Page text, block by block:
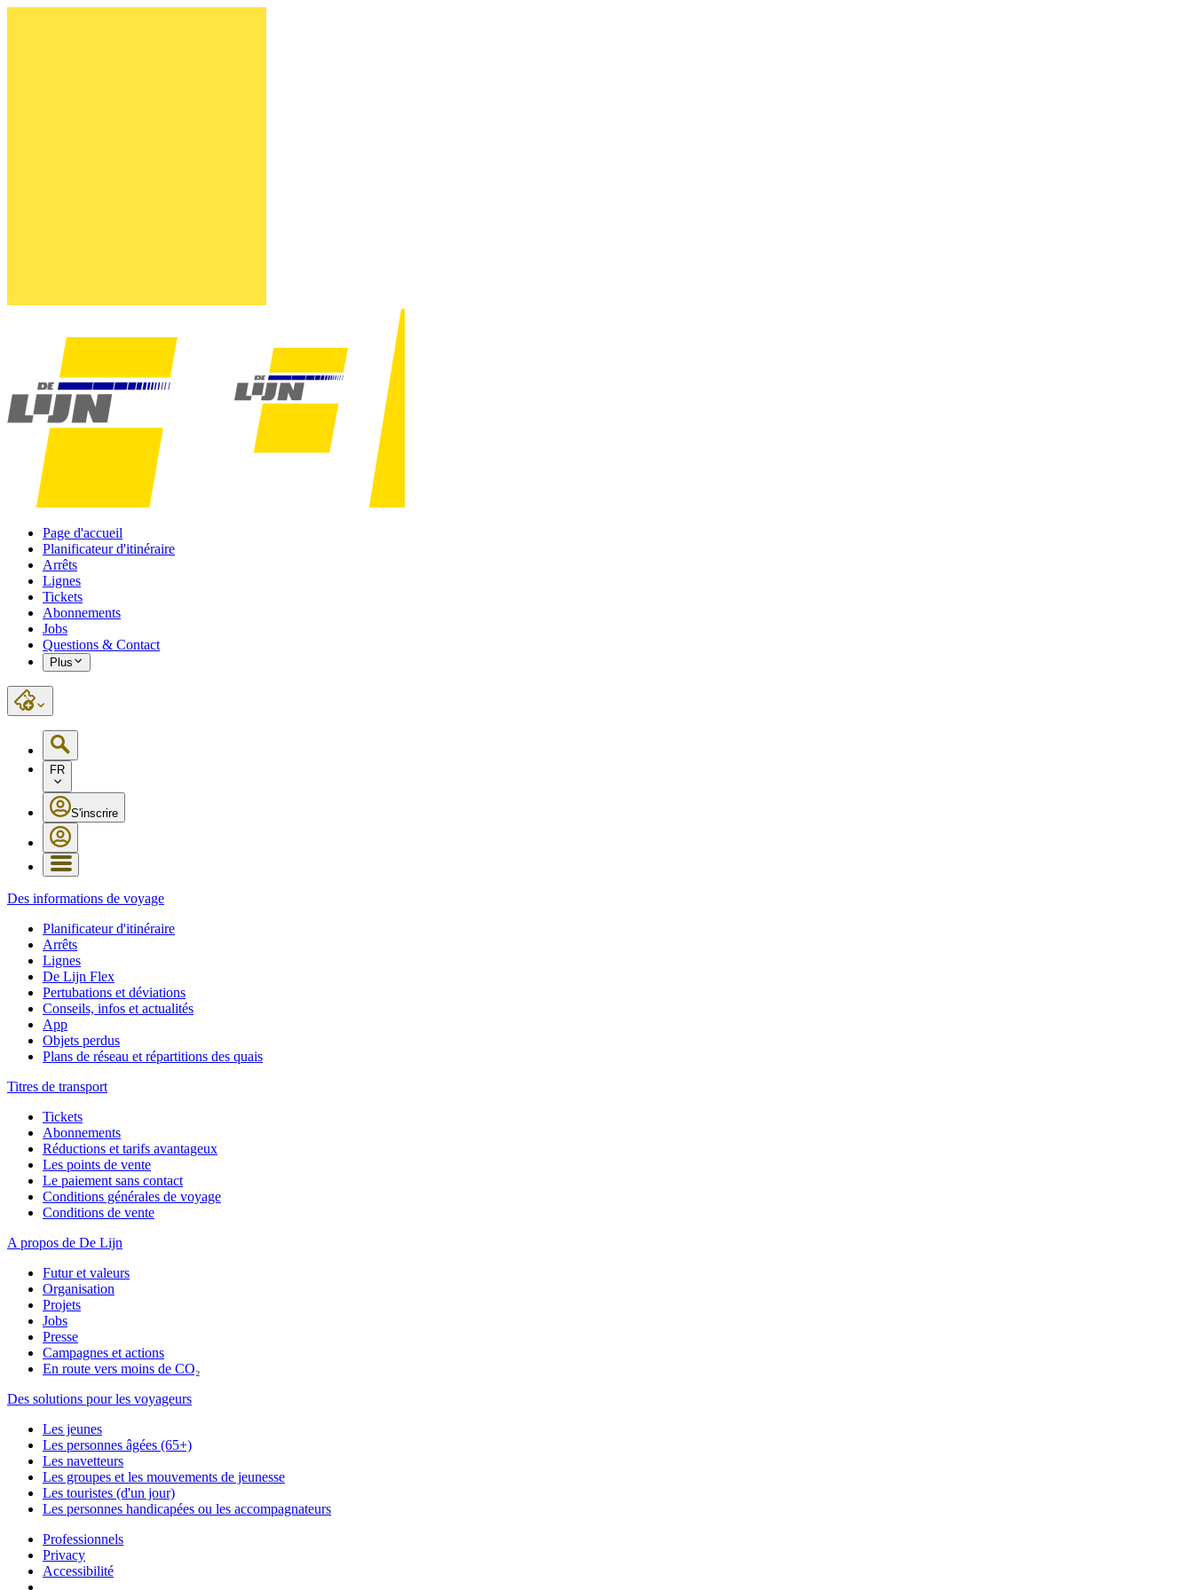
Page d'accueil
Planificateur d'itinéraire
Arrêts
Lignes
Tickets
Abonnements
Jobs
Questions & Contact
Plus
FR
S'inscrire
Des informations de voyage
Planificateur d'itinéraire
Arrêts
Lignes
De Lijn Flex
Pertubations et déviations
Conseils, infos et actualités
App
Objets perdus
Plans de réseau et répartitions des quais
Titres de transport
Tickets
Abonnements
Réductions et tarifs avantageux
Les points de vente
Le paiement sans contact
Conditions générales de voyage
Conditions de vente
A propos de De Lijn
Futur et valeurs
Organisation
Projets
Jobs
Presse
Campagnes et actions
En route vers moins de CO₂
Des solutions pour les voyageurs
Les jeunes
Les personnes âgées (65+)
Les navetteurs
Les groupes et les mouvements de jeunesse
Les touristes (d'un jour)
Les personnes handicapées ou les accompagnateurs
Professionnels
Privacy
Accessibilité